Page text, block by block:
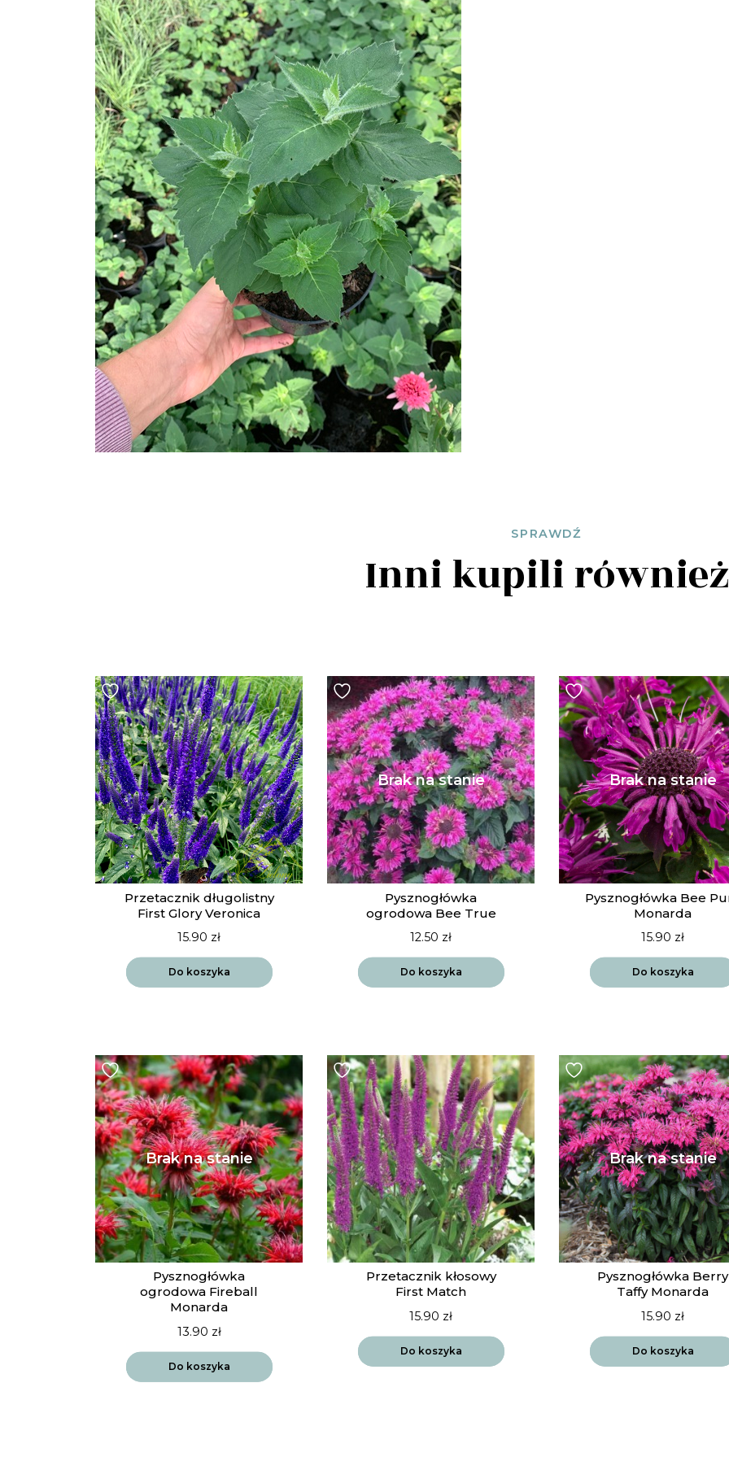
SPRAWDŹ
Inni kupili również
Przetacznik długolistny
First Glory Veronica
15.90 zł
Do koszyka
Pysznogłówka
ogrodowa Bee True
12.50 zł
Do koszyka
Pysznogłówka Bee
Monarda
15.90 zł
Do koszyka
Pysznogłówka
ogrodowa Fireball
Monarda
13.90 zł
Do koszyka
Przetacznik kłosowy
First Match
15.90 zł
Do koszyka
Pysznogłówka Berry
Taffy Monarda
15.90 zł
Do koszyka